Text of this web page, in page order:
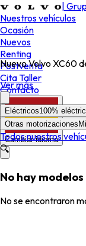
Nuestros vehículos
Ocasión
Nuevos
Renting
Postventa
Cita Taller
Contacto
Cambiar idioma
Nuevo Volvo XC60
Ver más
Eléctricos100%
Otras motorizaciones
Todos nuestros
🔍
No hay
No se encontraron